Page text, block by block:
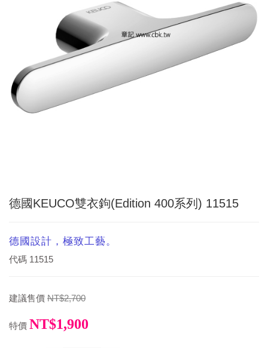
德國KEUCO雙衣鉤(Edition 400系列) 11515
德國設計，極致工藝。
代碼 11515
建議售價 NT$2,700
特價 NT$1,900